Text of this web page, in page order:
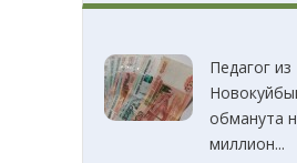
Педагог из
обманута
миллион...